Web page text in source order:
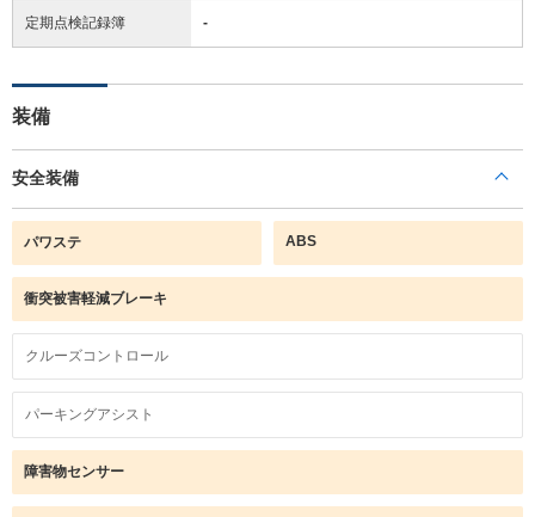
定期点検記録簿 -
装備
安全装備
パワステ ABS
衝突被害軽減ブレーキ
クルーズコントロール
パーキングアシスト
障害物センサー